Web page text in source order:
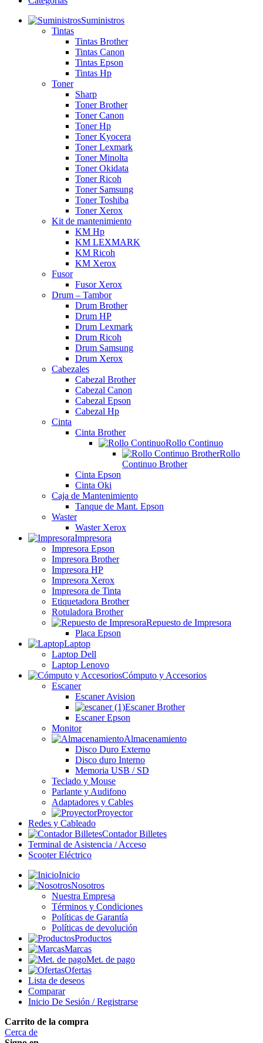
Suministros
Tintas
Tintas Brother
Tintas Canon
Tintas Epson
Tintas Hp
Toner
Sharp
Toner Brother
Toner Canon
Toner Hp
Toner Kyocera
Toner Lexmark
Toner Minolta
Toner Okidata
Toner Ricoh
Toner Samsung
Toner Toshiba
Toner Xerox
Kit de mantenimiento
KM Hp
KM LEXMARK
KM Ricoh
KM Xerox
Fusor
Fusor Xerox
Drum – Tambor
Drum Brother
Drum HP
Drum Lexmark
Drum Ricoh
Drum Samsung
Drum Xerox
Cabezales
Cabezal Brother
Cabezal Canon
Cabezal Epson
Cabezal Hp
Cinta
Cinta Brother
Rollo Continuo
Rollo
Continuo Brother
Cinta Epson
Cinta Oki
Caja de Mantenimiento
Tanque de Mant. Epson
Waster
Waster Xerox
Impresora
Impresora Epson
Impresora Brother
Impresora HP
Impresora Xerox
Impresora de Tinta
Etiquetadora Brother
Rotuladora Brother
Repuesto de Impresora
Placa Epson
Laptop
Laptop Dell
Laptop Lenovo
Cómputo y Accesorios
Escaner
Escaner Avision
Escaner Brother
Escaner Epson
Monitor
Almacenamiento
Disco Duro Externo
Disco duro Interno
Memoria USB / SD
Teclado y Mouse
Parlante y Audifono
Adaptadores y Cables
Proyector
Redes y Cableado
Contador Billetes
Terminal de Asistencia / Acceso
Scooter Eléctrico
Inicio
Nosotros
Nuestra Empresa
Términos y Condiciones
Políticas de Garantía
Políticas de devolución
Productos
Marcas
Met. de pago
Ofertas
Lista de deseos
Comparar
Inicio De Sesión / Registrarse
Carrito de la compra
Cerca de